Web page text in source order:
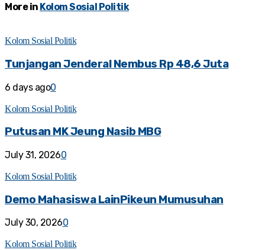
More in Kolom Sosial Politik
Kolom Sosial Politik
Tunjangan Jenderal Nembus Rp 48,6 Juta
6 days ago0
Kolom Sosial Politik
Putusan MK Jeung Nasib MBG
July 31, 20260
Kolom Sosial Politik
Demo Mahasiswa LainPikeun Mumusuhan
July 30, 20260
Kolom Sosial Politik